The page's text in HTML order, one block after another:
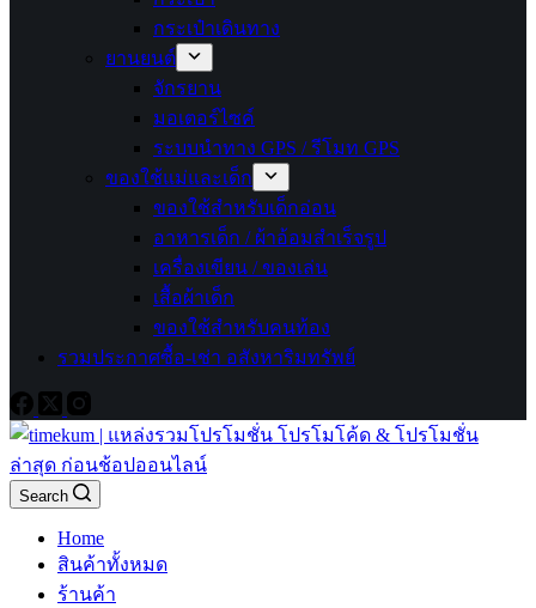
กระเป๋าเดินทาง
ยานยนต์
จักรยาน
มอเตอร์ไซค์
ระบบนำทาง GPS / รีโมท GPS
ของใช้แม่และเด็ก
ของใช้สำหรับเด็กอ่อน
อาหารเด็ก / ผ้าอ้อมสำเร็จรูป
เครื่องเขียน / ของเล่น
เสื้อผ้าเด็ก
ของใช้สำหรับคนท้อง
รวมประกาศซื้อ-เช่า อสังหาริมทรัพย์
Search
Home
สินค้าทั้งหมด
ร้านค้า